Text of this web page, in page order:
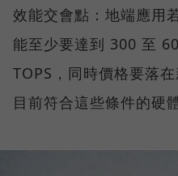
效能交會點：地端應用
能至少要達到 300 至
TOPS，同時價格要落
目前符合這些條件的硬